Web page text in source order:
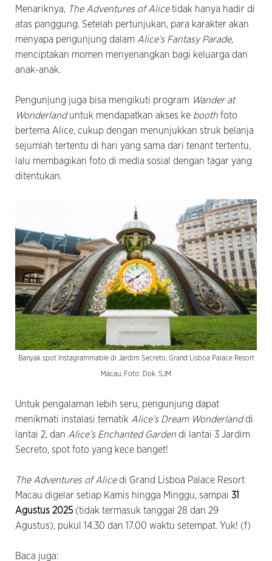
Menariknya, The Adventures of Alicetidak hanya hadir di
atas panggung. Setelah pertunjukan, para karakter akan
menyapa pengunjung dalam Alice’s Fantasy Parade,
menciptakan momen menyenangkan bagi keluarga dan
anak-anak.
Pengunjung juga bisa mengikuti program Wander at
Wonderlanduntuk mendapatkan akses ke booth foto
bertema Alice, cukup dengan menunjukkan struk belanja
sejumlah tertentu di hari yang sama dari tenant tertentu,
lalu membagikan foto di media sosial dengan tagar yang
ditentukan.
Banyak spot Instagrammable di Jardim Secreto, Grand Lisboa Palace Resort
Macau. Foto: Dok. SJM
Untuk pengalaman lebih seru, pengunjung dapat
menikmati instalasi tematik Alice’s Dream Wonderlanddi
lantai 2, dan Alice’s Enchanted Garden di lantai 3 Jardim
Secreto, spot foto yang kece banget!
The Adventures of Alicedi Grand Lisboa Palace Resort
Macau digelar setiap Kamis hingga Minggu, sampai 31
Agustus 2025 (tidak termasuk tanggal 28 dan 29
Agustus), pukul 14.30 dan 17.00 waktu setempat. Yuk! (f)
Baca juga: